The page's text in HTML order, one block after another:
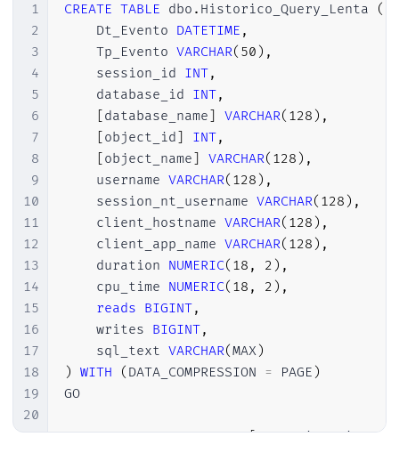
1
2
3
4
5
6
7
8
9
10
11
12
13
14
15
16
17
18
19
20
21
CREATE TABLE dbo . Historico_Query_Lenta
(
    Dt_Evento
DATETIME ,
    Tp_Evento
VARCHAR( 50 ) ,
    session_id
INT,
    database_id
INT,
[database_name] VARCHAR( 128 ) ,
[object_id] INT,
[object_name] VARCHAR( 128 ) ,
    username
VARCHAR( 128 ) ,
    session_nt_username
VARCHAR( 128 ) ,
    client_hostname
VARCHAR( 128 ) ,
    client_app_name
VARCHAR( 128 ) ,
    duration
NUMERIC( 18 , 2 ) ,
    cpu_time
NUMERIC( 18 , 2 ) ,
reads BIGINT,
    writes
BIGINT,
    sql_text
VARCHAR(MAX)
) WITH ( DATA_COMPRESSION = PAGE )
GO
CREATE CLUSTERED INDEX [